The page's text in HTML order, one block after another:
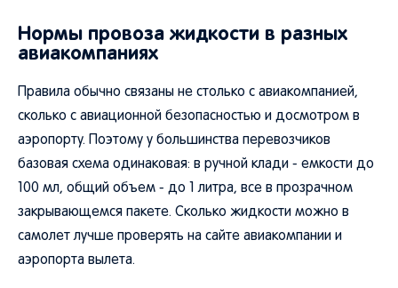
Нормы провоза жидкости в разных
авиакомпаниях
Правила обычно связаны не столько с авиакомпанией,
сколько с авиационной безопасностью и досмотром в
аэропорту. Поэтому у большинства перевозчиков
базовая схема одинаковая: в ручной клади - емкости до
100 мл, общий объем - до 1 литра, все в прозрачном
закрывающемся пакете. Сколько жидкости можно в
самолет лучше проверять на сайте авиакомпании и
аэропорта вылета.